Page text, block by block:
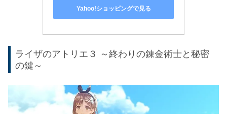
Yahoo!ショッピングで見る
ライザのアトリエ３ ～終わりの錬金術士と秘密
の鍵～